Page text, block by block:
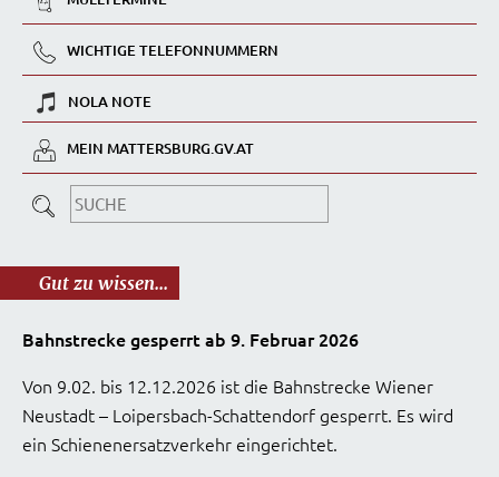
WICHTIGE TELEFONNUMMERN
NOLA NOTE
MEIN MATTERSBURG.GV.AT
Gut zu wissen...
Bahnstrecke gesperrt ab 9. Februar 2026
Von 9.02. bis 12.12.2026 ist die Bahnstrecke Wiener
Neustadt – Loipersbach-Schattendorf gesperrt. Es wird
ein Schienenersatzverkehr eingerichtet.